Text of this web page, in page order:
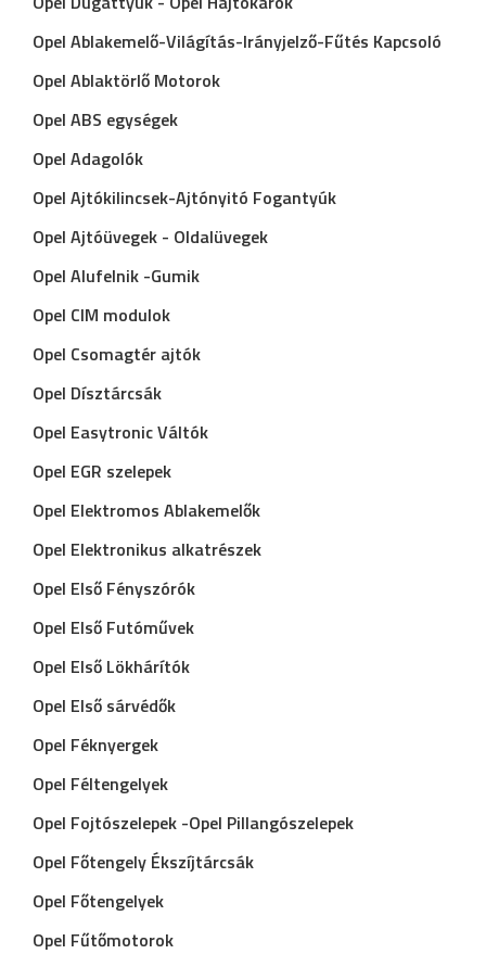
Opel Ablakemelő-Világítás-Irányjelző-Fűtés Kapcsoló
Opel Ablaktörlő Motorok
Opel ABS egységek
Opel Adagolók
Opel Ajtókilincsek-Ajtónyitó Fogantyúk
Opel Ajtóüvegek - Oldalüvegek
Opel Alufelnik -Gumik
Opel CIM modulok
Opel Csomagtér ajtók
Opel Dísztárcsák
Opel Easytronic Váltók
Opel EGR szelepek
Opel Elektromos Ablakemelők
Opel Elektronikus alkatrészek
Opel Első Fényszórók
Opel Első Futóművek
Opel Első Lökhárítók
Opel Első sárvédők
Opel Féknyergek
Opel Féltengelyek
Opel Fojtószelepek -Opel Pillangószelepek
Opel Főtengely Ékszíjtárcsák
Opel Főtengelyek
Opel Fűtőmotorok